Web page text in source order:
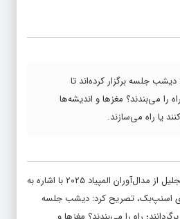
جلسه برگزار کرده‌اند تا
را می‌بندند؟ مغزها و اندیشه‌ها
یا راه می‌سازند.
مسعود پزشکیان در مراسم تجلیل از مدال‌آوران المپیاد ۲۰۲۵ با اشاره به
اسنپ‌بک، تصریح کرد: دیشب جلسه